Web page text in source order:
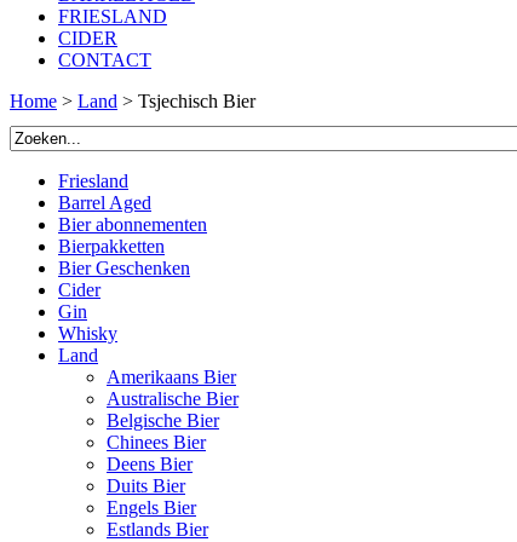
FRIESLAND
CIDER
CONTACT
Home > Land > Tsjechisch Bier
Friesland
Barrel Aged
Bier abonnementen
Bierpakketten
Bier Geschenken
Cider
Gin
Whisky
Land
Amerikaans Bier
Australische Bier
Belgische Bier
Chinees Bier
Deens Bier
Duits Bier
Engels Bier
Estlands Bier